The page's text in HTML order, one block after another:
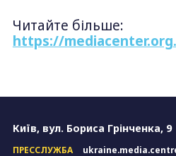
Читайте більше:
https://
Київ, вул. Бориса Грінченка, 9
ПРЕССЛУЖБА